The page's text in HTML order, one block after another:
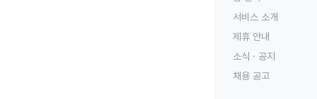
서비스 소개
제휴 안내
소식 · 공지
채용 공고